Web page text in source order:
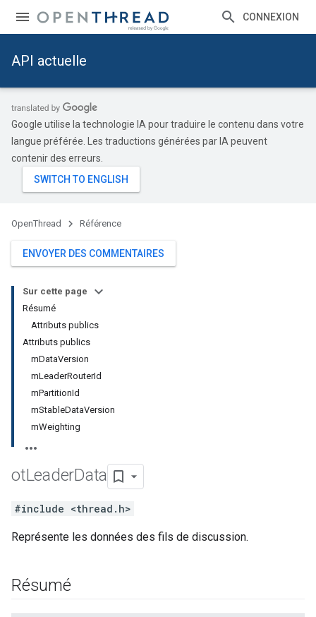
CONNEXION
API actuelle
Google utilise la technologie IA pour traduire le contenu dans votre
langue préférée. Les traductions générées par IA peuvent
contenir des erreurs.
OpenThread Référence
ENVOYER DES COMMENTAIRES
Sur cette page
Résumé
Attributs publics
Attributs publics
mDataVersion
mLeaderRouterId
mPartitionId
mStableDataVersion
mWeighting
otLeaderData
#include <thread.h>
Représente les données des fils de discussion.
Résumé